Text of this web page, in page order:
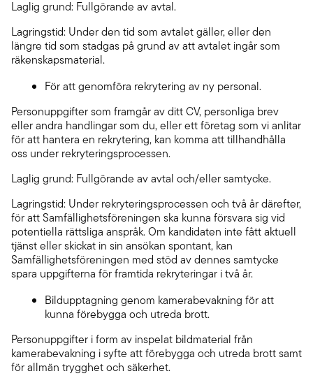
Laglig grund: Fullgörande av avtal.
Lagringstid: Under den tid som avtalet gäller, eller den
längre tid som stadgas på grund av att avtalet ingår som
räkenskapsmaterial.
För att genomföra rekrytering av ny personal.
Personuppgifter som framgår av ditt CV, personliga brev
eller andra handlingar som du, eller ett företag som vi anlitar
för att hantera en rekrytering, kan komma att tillhandhålla
oss under rekryteringsprocessen.
Laglig grund: Fullgörande av avtal och/eller samtycke.
Lagringstid: Under rekryteringsprocessen och två år därefter,
för att Samfällighetsföreningen ska kunna försvara sig vid
potentiella rättsliga anspråk. Om kandidaten inte fått aktuell
tjänst eller skickat in sin ansökan spontant, kan
Samfällighetsföreningen med stöd av dennes samtycke
spara uppgifterna för framtida rekryteringar i två år.
Bildupptagning genom kamerabevakning för att
kunna förebygga och utreda brott.
Personuppgifter i form av inspelat bildmaterial från
kamerabevakning i syfte att förebygga och utreda brott samt
för allmän trygghet och säkerhet.